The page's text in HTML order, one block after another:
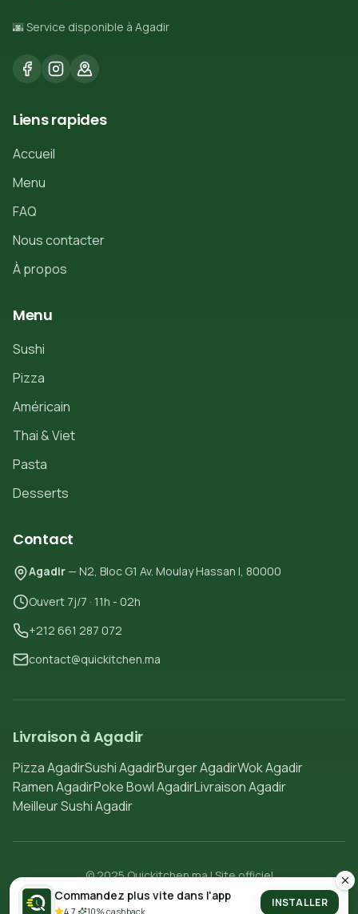
🌆 Service disponible à Agadir
Liens rapides
Accueil
Menu
FAQ
Nous contacter
À propos
Menu
Sushi
Pizza
Américain
Thai & Viet
Pasta
Desserts
Contact
Agadir— N2, Bloc G1 Av. Moulay Hassan I, 80000
Ouvert 7j/7 · 11h - 02h
+212 661 287 072
contact@quickitchen.ma
Livraison à Agadir
Pizza AgadirSushi AgadirBurger AgadirWok Agadir
Ramen AgadirPoke Bowl AgadirLivraison Agadir
Meilleur Sushi Agadir
© 2025 Quickitchen.ma | Site officiel
Politique de confidentialitéConditions d'utilisation
Commandez plus vite dans l'app
4.7· 10% cashback
INSTALLER